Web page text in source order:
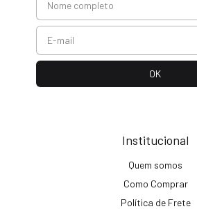
Institucional
Quem somos
Como Comprar
Política de Frete